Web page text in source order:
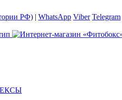
РФ) | WhatsApp Viber Telegram